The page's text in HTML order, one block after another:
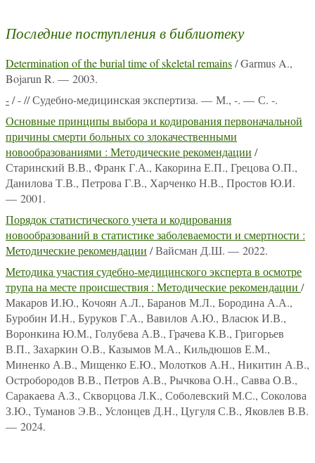
Последние поступления в библиотеку
Determination of the burial time of skeletal remains/ Garmus A.,
Bojarun R. — 2003.
-/ - // Судебно-медицинская экспертиза. — М., -. — С. -.
Основные принципы выбора и кодирования первоначальной
причины смерти больных со злокачественными
новообразованиями : Методические рекомендации /
Старинский В.В., Франк Г.А., Какорина Е.П., Грецова О.П.,
Данилова Т.В., Петрова Г.В., Харченко Н.В., Простов Ю.И.
— 2001.
Порядок статистического учета и кодирования
новообразований в статистике заболеваемости и смертности :
Методические рекомендации / Вайсман Д.Ш. — 2022.
Методика участия судебно-медицинского эксперта в осмотре
трупа на месте происшествия : Методические рекомендации /
Макаров И.Ю., Кочоян А.Л., Баранов М.Л., Бородина А.А.,
Буробин И.Н., Буруков Г.А., Вавилов А.Ю., Власюк И.В.,
Воронкина Ю.М., Голубева А.В., Грачева К.В., Григорьев
В.П., Захаркин О.В., Казымов М.А., Кильдюшов Е.М.,
Миненко А.В., Мищенко Е.Ю., Молотков А.Н., Никитин А.В.,
Остробородов В.В., Петров А.В., Рычкова О.Н., Савва О.В.,
Саракаева А.З., Скворцова Л.К., Соболевский М.С., Соколова
З.Ю., Туманов Э.В., Услонцев Д.Н., Цугуля С.В., Яковлев В.В.
— 2024.